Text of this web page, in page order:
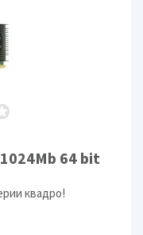
64 bit
квадро!